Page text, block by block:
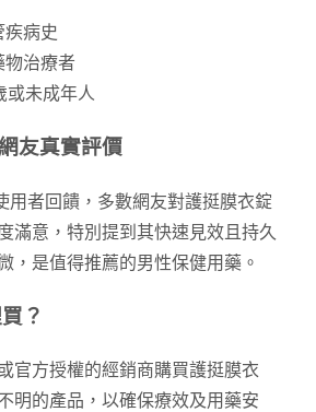
疾病史
物治療者
或未成年人
友真實評價
用者回饋，多數網友對護挺膜衣錠
滿意，特別提到其快速見效且持久
，是值得推薦的男性保健用藥。
？
官方授權的經銷商購買護挺膜衣
明的產品，以確保療效及用藥安